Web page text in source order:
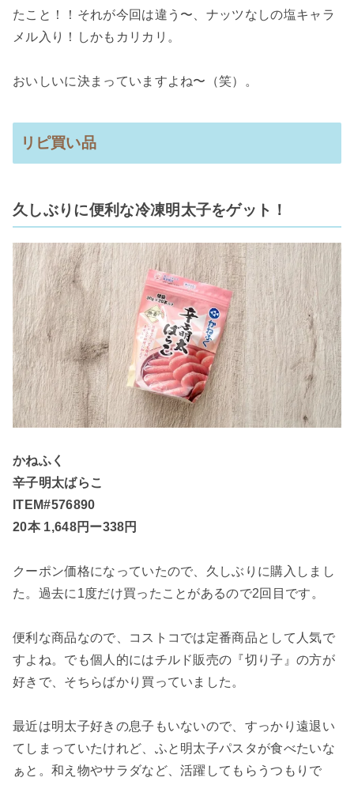
たこと！！それが今回は違う〜、ナッツなしの塩キャラ
メル入り！しかもカリカリ。
おいしいに決まっていますよね〜（笑）。
リピ買い品
久しぶりに便利な冷凍明太子をゲット！
かねふく
辛子明太ばらこ
ITEM#576890
20本 1,648円ー338円
クーポン価格になっていたので、久しぶりに購入しまし
た。過去に1度だけ買ったことがあるので2回目です。
便利な商品なので、コストコでは定番商品として人気で
すよね。でも個人的にはチルド販売の『切り子』の方が
好きで、そちらばかり買っていました。
最近は明太子好きの息子もいないので、すっかり遠退い
てしまっていたけれど、ふと明太子パスタが食べたいな
ぁと。和え物やサラダなど、活躍してもらうつもりで